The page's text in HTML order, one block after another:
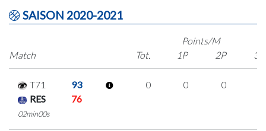
SAISON 2020-2021
Match
Points/M
Tot.
1P 2P 3P
T71
93
RES
76
02min00s
0 0 0